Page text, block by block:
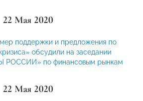
22 Мая 2020
поддержки и предложения по
обсудили на заседании
РОССИИ» по финансовым рынкам
22 Мая 2020